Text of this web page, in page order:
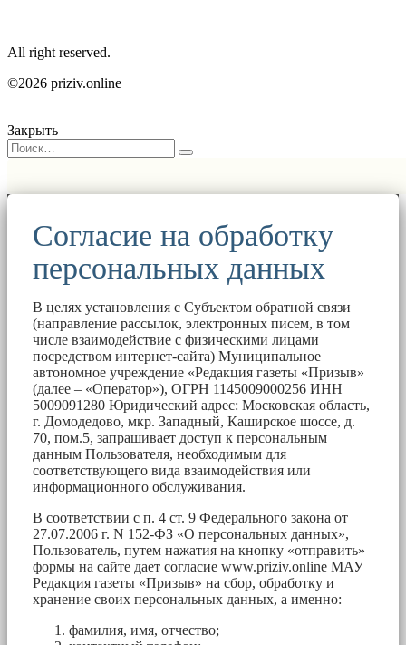
All right reserved.
©2026 priziv.online
Закрыть
Согласие на обработку
персональных данных
В целях установления с Субъектом обратной связи
(направление рассылок, электронных писем, в том
числе взаимодействие с физическими лицами
посредством интернет-сайта) Муниципальное
автономное учреждение «Редакция газеты «Призыв»
(далее – «Оператор»), ОГРН 1145009000256 ИНН
5009091280 Юридический адрес: Московская область,
г. Домодедово, мкр. Западный, Каширское шоссе, д.
70, пом.5, запрашивает доступ к персональным
данным Пользователя, необходимым для
соответствующего вида взаимодействия или
информационного обслуживания.
В соответствии с п. 4 ст. 9 Федерального закона от
27.07.2006 г. N 152-ФЗ «О персональных данных»,
Пользователь, путем нажатия на кнопку «отправить»
формы на сайте дает согласие www.priziv.online МАУ
Редакция газеты «Призыв» на сбор, обработку и
хранение своих персональных данных, а именно:
фамилия, имя, отчество;